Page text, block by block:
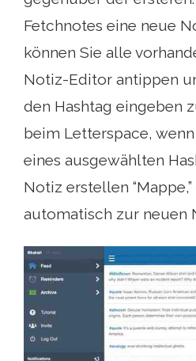
Fetchnotes eine neue
können Sie alle
Notiz-Editor antippen
den Hashtag eingeben
beim Letterspace,
eines ausgewählten
Notiz erstellen
automatisch zur neuen